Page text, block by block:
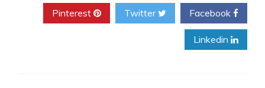
Twitter